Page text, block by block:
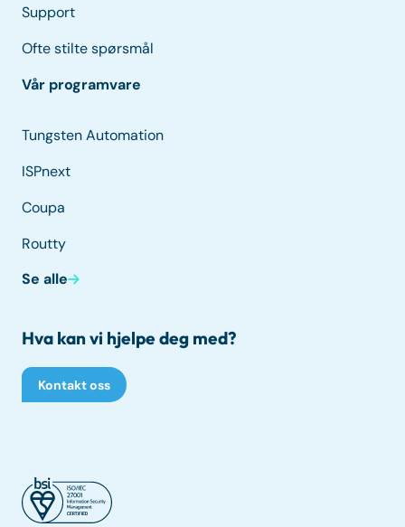
Support
Ofte stilte spørsmål
Vår programvare
Tungsten Automation
ISPnext
Coupa
Routty
Se alle
Hva kan vi hjelpe deg med?
Kontakt oss